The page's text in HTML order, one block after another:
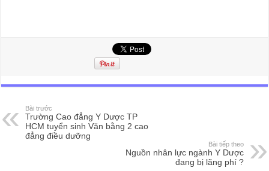
Bài trước
Trường Cao đẳng Y Dược TP
HCM tuyển sinh Văn bằng 2 cao
đẳng điều dưỡng
Bài tiếp theo
Nguồn nhân lực ngành Y Dược
đang bị lãng phí ?